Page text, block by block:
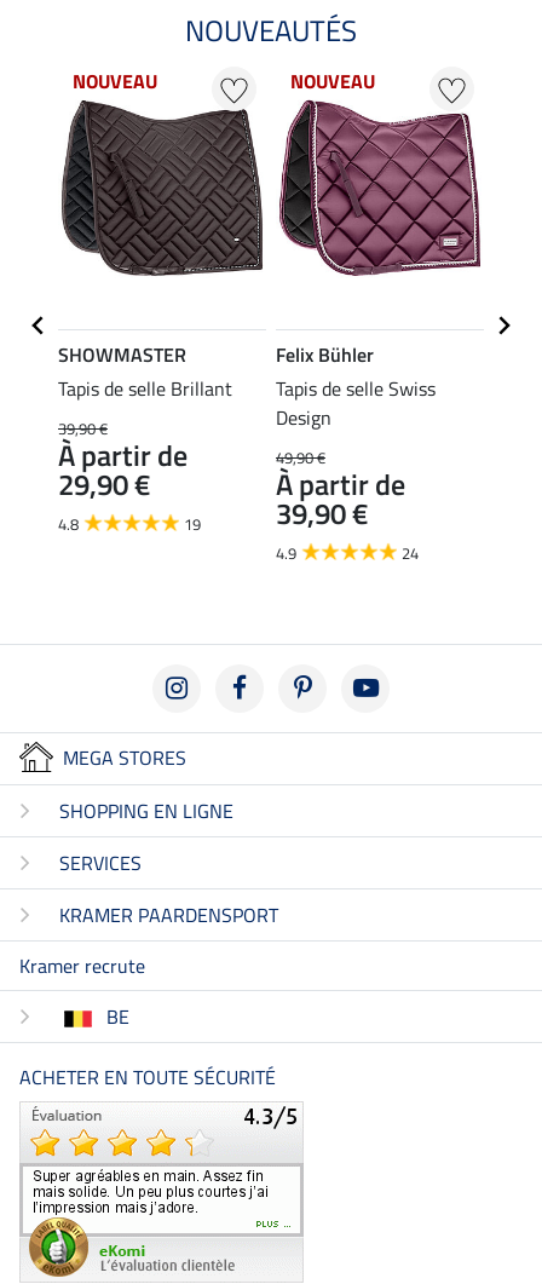
NOUVEAUTÉS
NOUVEAU
SHOWMASTER
Tapis de selle Brillant
39,90 €
À partir de
29,90 €
4.8 19
NOUVEAU
Felix Bühler
Tapis de selle Swiss
Design
49,90 €
À partir de
39,90 €
4.9 24
MEGA STORES
SHOPPING EN LIGNE
SERVICES
KRAMER PAARDENSPORT
Kramer recrute
BE
ACHETER EN TOUTE SÉCURITÉ